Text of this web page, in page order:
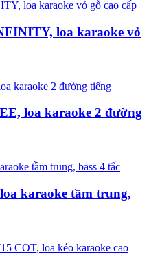
loa karaoke vỏ
loa karaoke 2 đường
karaoke tầm trung,